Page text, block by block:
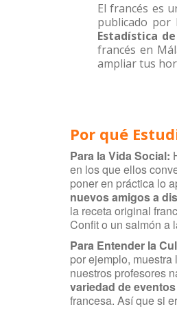
El francés es
publicado por
Estadística
francés en
ampliar tus
Por qué
Para la Vida Social:
en los que ellos
poner en práctica lo
nuevos amigos a
la receta original
Confit o un salmón a
Para Entender la
por ejemplo,
nuestros profesores
variedad de
francesa. Así que si